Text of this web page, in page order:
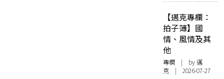
【邁克專欄：
拍子簿】國
情、風情及其
他
專欄 | by邁
克 | 2026-07-27